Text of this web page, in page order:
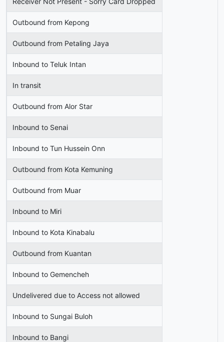
Outbound from Kepong
Outbound from Petaling Jaya
Inbound to Teluk Intan
In transit
Outbound from Alor Star
Inbound to Senai
Inbound to Tun Hussein Onn
Outbound from Kota Kemuning
Outbound from Muar
Inbound to Miri
Inbound to Kota Kinabalu
Outbound from Kuantan
Inbound to Gemencheh
Undelivered due to Access not allowed
Inbound to Sungai Buloh
Inbound to Bangi